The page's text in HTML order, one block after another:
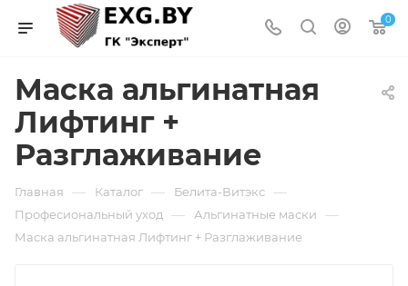
0
Маска альгинатная
Лифтинг +
Разглаживание
Главная — Каталог — Белита-Витэкс —
Професиональный уход — Альгинатные маски —
Маска альгинатная Лифтинг + Разглаживание